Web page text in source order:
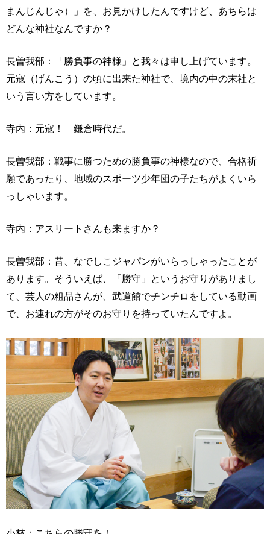
まんじんじゃ）」を、お見かけしたんですけど、あちらは
どんな神社なんですか？
長曽我部：「勝負事の神様」と我々は申し上げています。
元寇（げんこう）の頃に出来た神社で、境内の中の末社と
いう言い方をしています。
寺内：元寇！ 鎌倉時代だ。
長曽我部：戦事に勝つための勝負事の神様なので、合格祈
願であったり、地域のスポーツ少年団の子たちがよくいら
っしゃいます。
寺内：アスリートさんも来ますか？
長曽我部：昔、なでしこジャパンがいらっしゃったことが
あります。そういえば、「勝守」というお守りがありまし
て、芸人の粗品さんが、武道館でチンチロをしている動画
で、お連れの方がそのお守りを持っていたんですよ。